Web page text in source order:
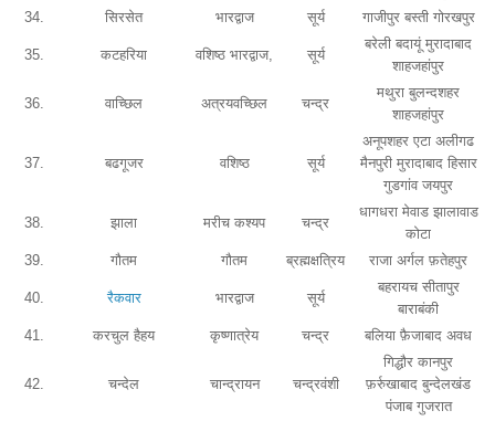
34.
सिरसेत भारद्वाज सूर्य गाजीपुर बस्ती गोरखपुर
35. कटहरिया वशिष्ठ भारद्वाज, सूर्य
बरेली बदायूं मुरादाबाद
शाहजहांपुर
36. वाच्छिल अत्रयवच्छिल चन्द्र
मथुरा बुलन्दशहर
शाहजहांपुर
37. बढगूजर वशिष्ठ सूर्य
अनूपशहर एटा अलीगढ
मैनपुरी मुरादाबाद हिसार
गुडगांव जयपुर
38. झाला मरीच कश्यप चन्द्र
धागधरा मेवाड झालावाड
कोटा
39.
गौतम गौतम ब्रह्मक्षत्रिय राजा अर्गल फ़तेहपुर
40. रैकवार भारद्वाज सूर्य
बहरायच सीतापुर
बाराबंकी
41.
करचुल हैहय कृष्णात्रेय चन्द्र बलिया फ़ैजाबाद अवध
42. चन्देल चान्द्रायन चन्द्रवंशी
गिद्धौर कानपुर
फ़र्रुखाबाद बुन्देलखंड
पंजाब गुजरात